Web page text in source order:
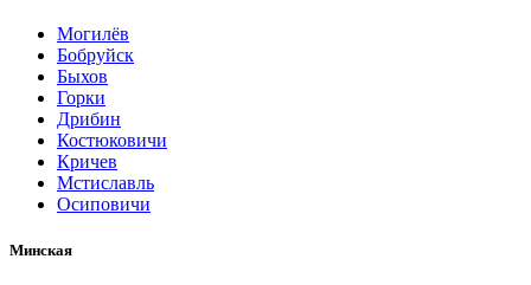
Могилёв
Бобруйск
Быхов
Горки
Дрибин
Костюковичи
Кричев
Мстиславль
Осиповичи
Минская